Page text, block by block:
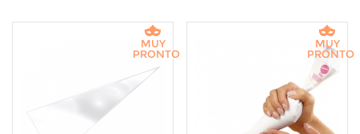
MUY
PRONTO
MUY
PRONTO